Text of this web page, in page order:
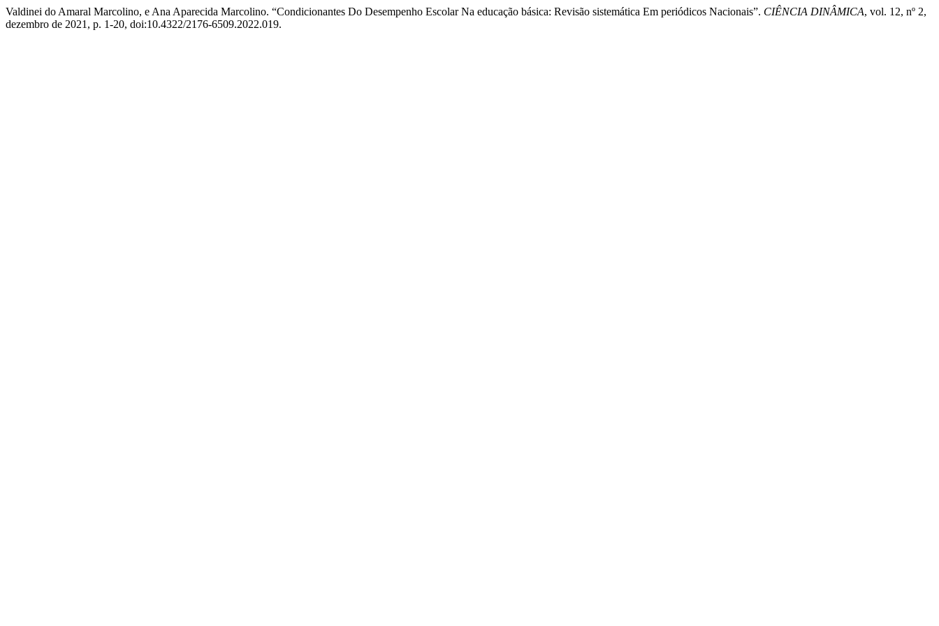
Valdinei do Amaral Marcolino, e Ana Aparecida Marcolino. “Condicionantes Do Desempenho Escolar Na educação básica: Revisão sistemática Em periódicos Nacionais”. CIÊNCIA DINÂMICA, vol. 12, nº 2,
dezembro de 2021, p. 1-20, doi:10.4322/2176-6509.2022.019.